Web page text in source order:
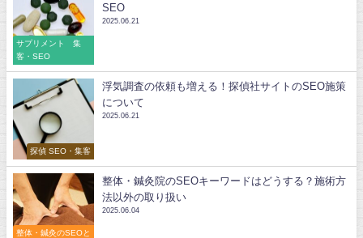
サプリメント 集
客・SEO
SEO
2025.06.21
探偵 SEO・集客
浮気調査の依頼も増える！探偵社サイトのSEO施策
について
2025.06.21
整体・鍼灸のSEOと
整体・鍼灸院のSEOキーワードはどうする？施術方
法以外の取り扱い
2025.06.04